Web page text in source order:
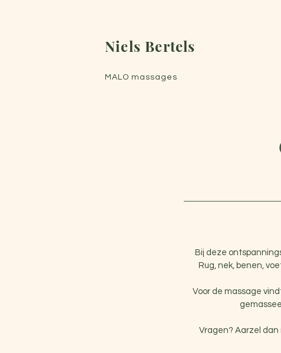
Niels Bertels
MALO massages
Bij deze
Rug, nek, benen,
Voor de massage
Vragen? Aarzel